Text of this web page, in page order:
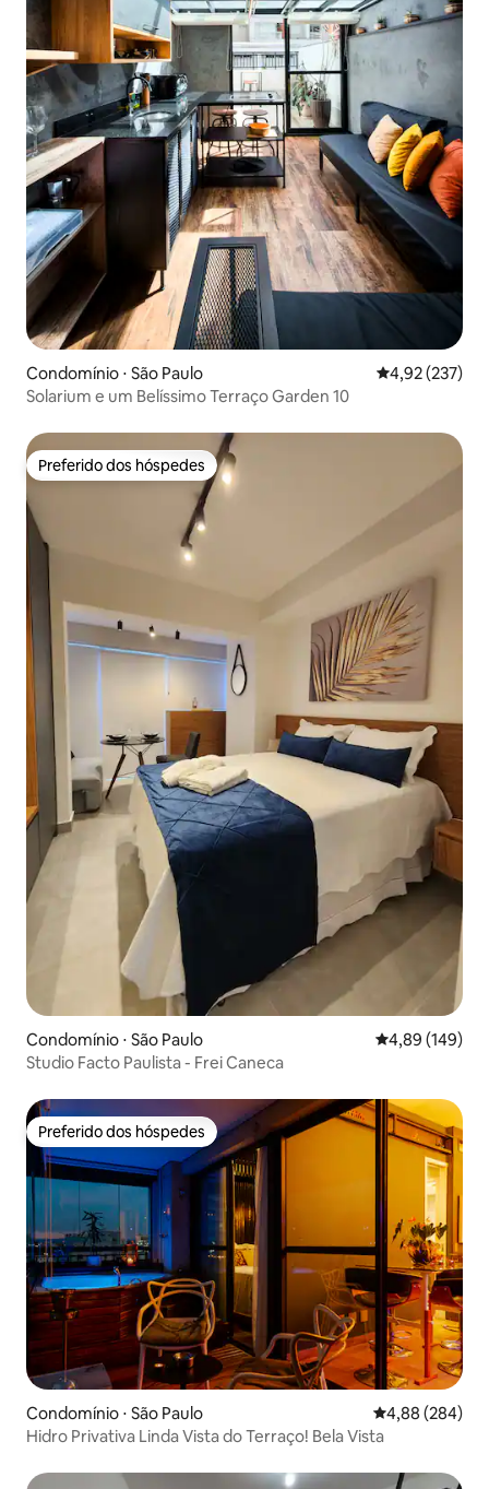
Condomínio ⋅ São Paulo 4,92 de uma
4,92 (237)
Solarium e um Belíssimo Terraço Garden 10
Preferido dos hóspedes
Preferido dos hóspedes
Condomínio ⋅ São Paulo 4,89 de uma
4,89 (149)
Studio Facto Paulista - Frei Caneca
Preferido dos hóspedes
Preferido dos hóspedes
Condomínio ⋅ São Paulo 4,88 de uma
4,88 (284)
Hidro Privativa Linda Vista do Terraço! Bela Vista